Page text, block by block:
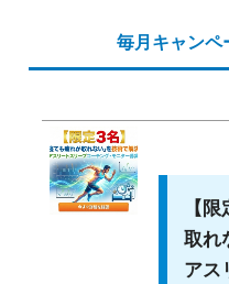
毎月キャンペ
【
取れ
アス